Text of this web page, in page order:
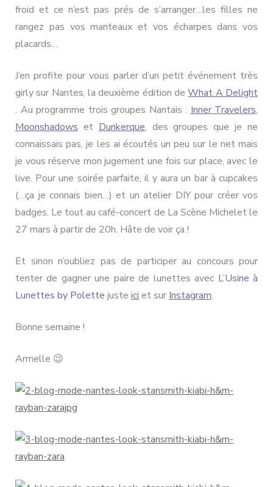
froid et ce n’est pas prés de s’arranger…les filles ne
rangez pas vos manteaux et vos écharpes dans vos
placards…
J’en profite pour vous parler d’un petit événement très
girly sur Nantes, la deuxième édition deWhat A Delight
. Au programme trois groupes Nantais : Inner Travelers,
Moonshadows et Dunkerque, des groupes que je ne
connaissais pas, je les ai écoutés un peu sur le net mais
je vous réserve mon jugement une fois sur place, avec le
live. Pour une soirée parfaite, il y aura un bar à cupcakes
(…ça je connais bien…) et un atelier DIY pour créer vos
badges. Le tout au café-concert de La Scène Michelet le
27 mars à partir de 20h. Hâte de voir ça !
Et sinon n’oubliez pas de participer au concours pour
tenter de gagner une paire de lunettes avec L’Usine à
Lunettes by Polette juste ici et sur Instagram.
Bonne semaine !
Armelle 😉